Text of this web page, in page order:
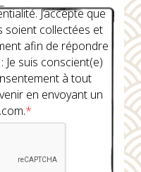
J’accepte que
soient collectées et
afin de répondre
Je suis conscient(e)
à tout
en envoyant un
*